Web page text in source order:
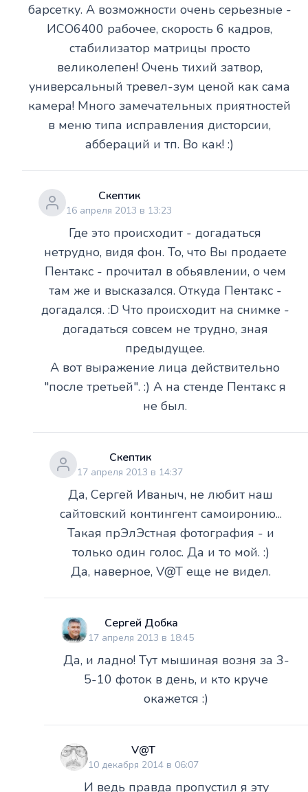
барсетку. А возможности очень серьезные -
ИСО6400 рабочее, скорость 6 кадров,
стабилизатор матрицы просто
великолепен! Очень тихий затвор,
универсальный тревел-зум ценой как сама
камера! Много замечательных приятностей
в меню типа исправления дисторсии,
аббераций и тп. Во как! :)
Скептик
16 апреля 2013 в 13:23
Где это происходит - догадаться
нетрудно, видя фон. То, что Вы продаете
Пентакс - прочитал в обьявлении, о чем
там же и высказался. Откуда Пентакс -
догадался. :D Что происходит на снимке -
догадаться совсем не трудно, зная
предыдущее.
А вот выражение лица действительно
"после третьей". :) А на стенде Пентакс я
не был.
Скептик
17 апреля 2013 в 14:37
Да, Сергей Иваныч, не любит наш
сайтовский контингент самоиронию...
Такая прЭлЭстная фотография - и
только один голос. Да и то мой. :)
Да, наверное, V@T еще не видел.
Сергей Добка
17 апреля 2013 в 18:45
Да, и ладно! Тут мышиная возня за 3-
5-10 фоток в день, и кто круче
окажется :)
V@T
10 декабря 2014 в 06:07
И ведь правда пропустил я эту